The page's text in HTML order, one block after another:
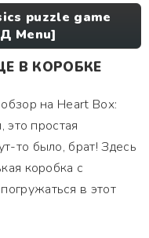
puzzle game
Menu]
В КОРОБКЕ
на Heart Box:
это простая
то было, брат! Здесь
коробка с
в этот